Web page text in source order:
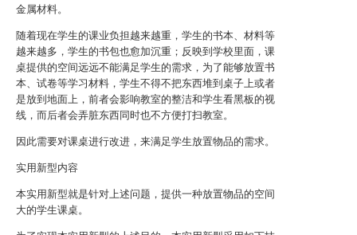
金属材料。
随着现在学生的课业负担越来越重，学生的书本、材料等
越来越多，学生的书包也愈加沉重；反映到学校里面，课
桌提供的空间远远不能满足学生的需求，为了能够放置书
本、试卷等学习材料，学生不得不把东西堆到桌子上或者
是放到地面上，前者会影响教室的整洁和学生看黑板的视
线，而后者会弄脏东西同时也不方便打扫教室。
因此需要对课桌进行改进，来满足学生放置物品的需求。
实用新型内容
本实用新型就是针对上述问题，提供一种放置物品的空间
大的学生课桌。